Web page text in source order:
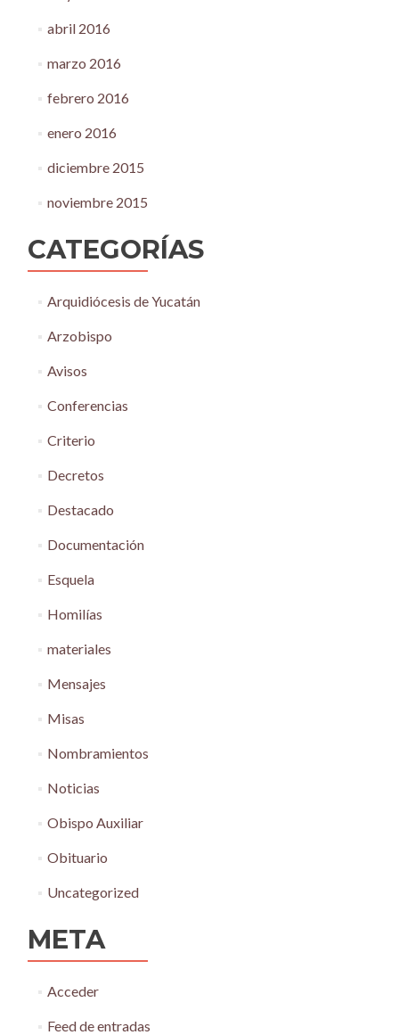
abril 2016
marzo 2016
febrero 2016
enero 2016
diciembre 2015
noviembre 2015
CATEGORÍAS
Arquidiócesis de Yucatán
Arzobispo
Avisos
Conferencias
Criterio
Decretos
Destacado
Documentación
Esquela
Homilías
materiales
Mensajes
Misas
Nombramientos
Noticias
Obispo Auxiliar
Obituario
Uncategorized
META
Acceder
Feed de entradas